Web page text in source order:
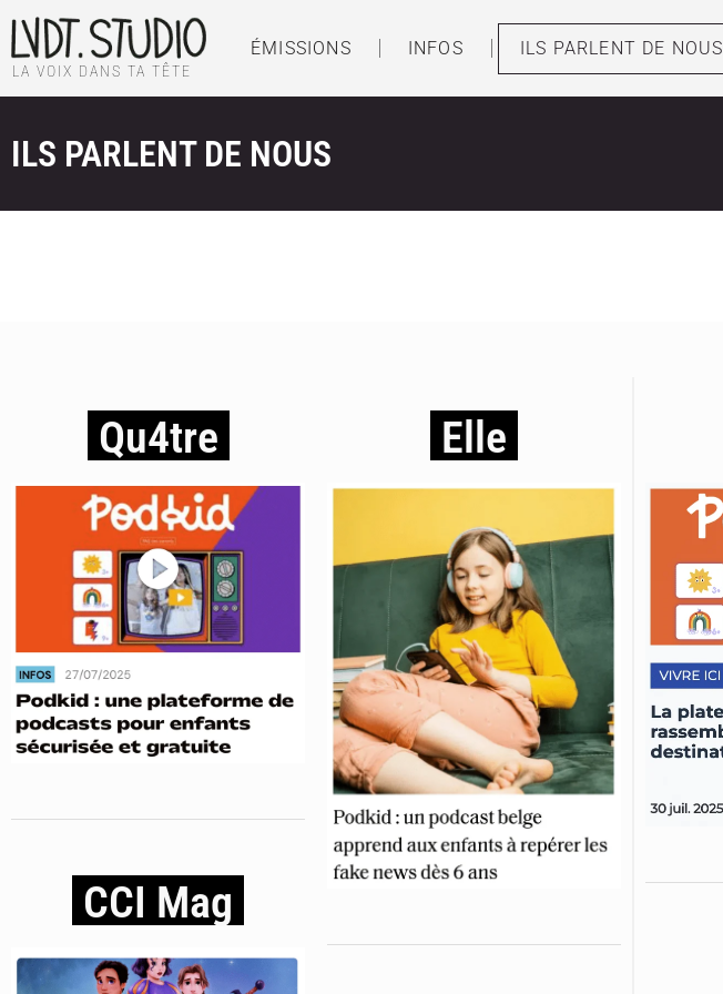
LA VOIX DANS TA TÊTE
ÉMISSIONS INFOS ILS PARLENT DE NOUS
ILS PARLENT DE NOUS
Qu4tre
CCI Mag
Elle